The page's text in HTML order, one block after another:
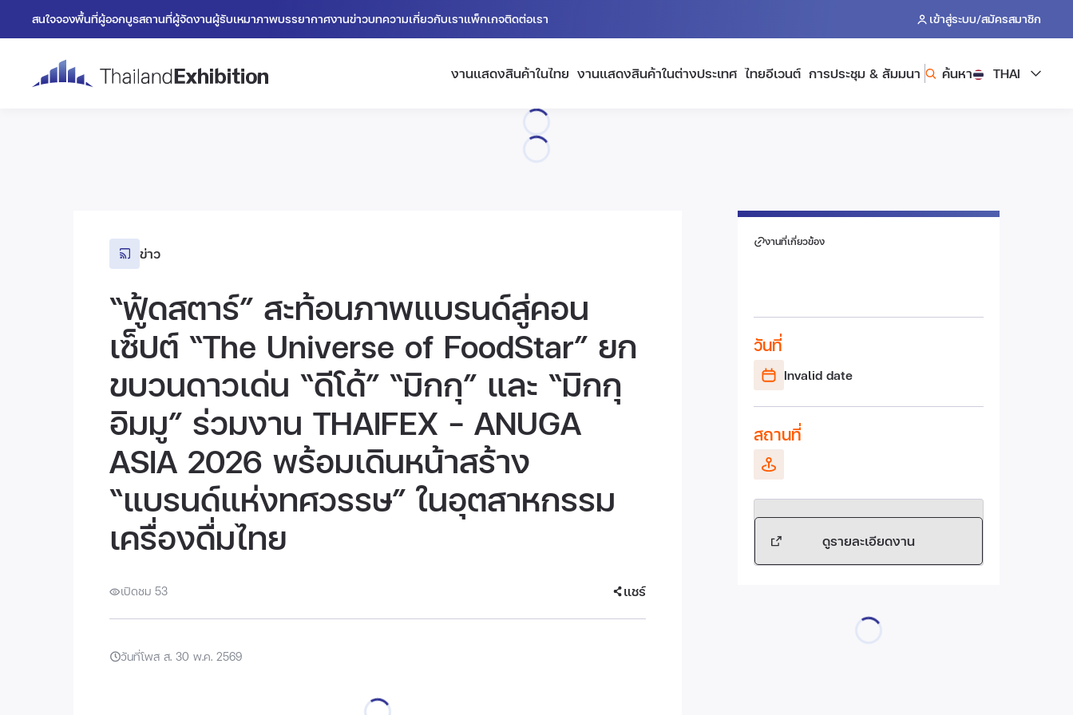
สนใจจองพื้นที่ผู้ออกบูธสถานที่ผู้จัดงานผู้รับเหมาภาพบรรยากาศงานข่าวบทความเกี่ยวกับเราแพ็กเกจติดต่อเรา เข้าสู่ระบบ/สมัครสมาชิก
งานแสดงสินค้าในไทย งานแสดงสินค้าในต่างประเทศ ไทยอีเวนต์ การประชุม & สัมมนา ค้นหา THAI
ข่าว
“ฟู้ดสตาร์” สะท้อนภาพแบรนด์สู่คอน
เซ็ปต์ “The Universe of FoodStar” ยก
ขบวนดาวเด่น “ดีโด้” “มิกกุ” และ “มิกกุ
อิมมู” ร่วมงาน THAIFEX – ANUGA
ASIA 2026 พร้อมเดินหน้าสร้าง
“แบรนด์แห่งทศวรรษ” ในอุตสาหกรรม
เครื่องดื่มไทย
เปิดชม 53 แชร์
วันที่โพส ส. 30 พ.ค. 2569
งานที่เกี่ยวข้อง
วันที่
Invalid date
สถานที่
ดูรายละเอียดงาน